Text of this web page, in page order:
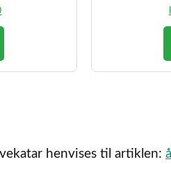
henvises til artiklen: